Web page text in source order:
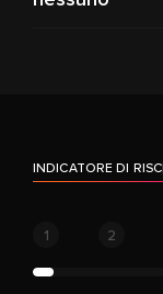
INDICATORE DI
1 2